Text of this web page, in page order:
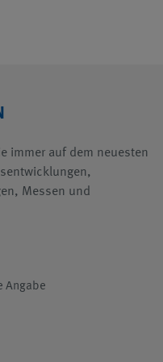
immer auf dem neuesten
Messen und
Angabe